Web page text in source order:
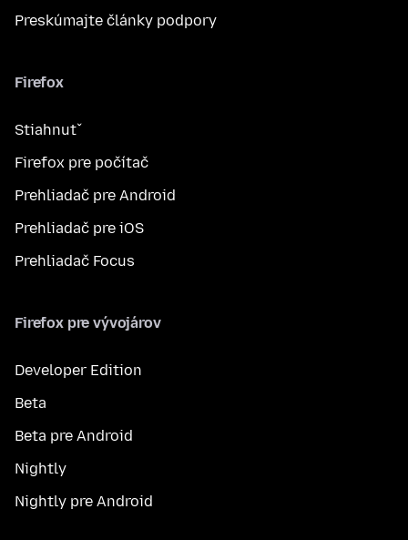
Preskúmajte články podpory
Firefox
Stiahnuť
Firefox pre počítač
Prehliadač pre Android
Prehliadač pre iOS
Prehliadač Focus
Firefox pre vývojárov
Developer Edition
Beta
Beta pre Android
Nightly
Nightly pre Android